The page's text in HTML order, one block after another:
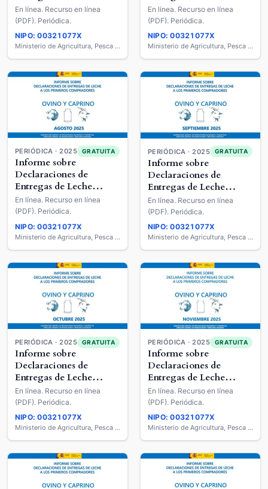
Cruda a los Primeros
Compradores : Ovino y
Caprino de Leche
En línea. Recurso en línea
(PDF). Periódica.
NIPO: 00321077X
Ministerio de Agricultura, Pesca y Alimentación
Cruda a los Primeros
Compradores : Ovino y
Caprino de Leche
En línea. Recurso en línea
(PDF). Periódica.
NIPO: 00321077X
Ministerio de Agricultura, Pesca y Alimentación
PERIÓDICA · 2025 GRATUITA
Informe sobre
Declaraciones de
Entregas de Leche
Cruda a los Primeros
Compradores : Ovino y
Caprino de Leche
En línea. Recurso en línea
(PDF). Periódica.
NIPO: 00321077X
Ministerio de Agricultura, Pesca y Alimentación
PERIÓDICA · 2025 GRATUITA
Informe sobre
Declaraciones de
Entregas de Leche
Cruda a los Primeros
Compradores : Ovino y
Caprino de Leche
En línea. Recurso en línea
(PDF). Periódica.
NIPO: 00321077X
Ministerio de Agricultura, Pesca y Alimentación
PERIÓDICA · 2025 GRATUITA
Informe sobre
Declaraciones de
Entregas de Leche
Cruda a los Primeros
Compradores : Ovino y
Caprino de Leche
En línea. Recurso en línea
(PDF). Periódica.
NIPO: 00321077X
Ministerio de Agricultura, Pesca y Alimentación
PERIÓDICA · 2025 GRATUITA
Informe sobre
Declaraciones de
Entregas de Leche
Cruda a los Primeros
Compradores : Ovino y
Caprino de Leche
En línea. Recurso en línea
(PDF). Periódica.
NIPO: 00321077X
Ministerio de Agricultura, Pesca y Alimentación